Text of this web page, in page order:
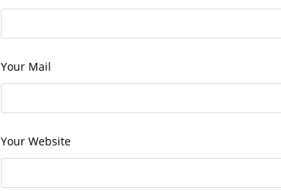
Your Mail
Your Website